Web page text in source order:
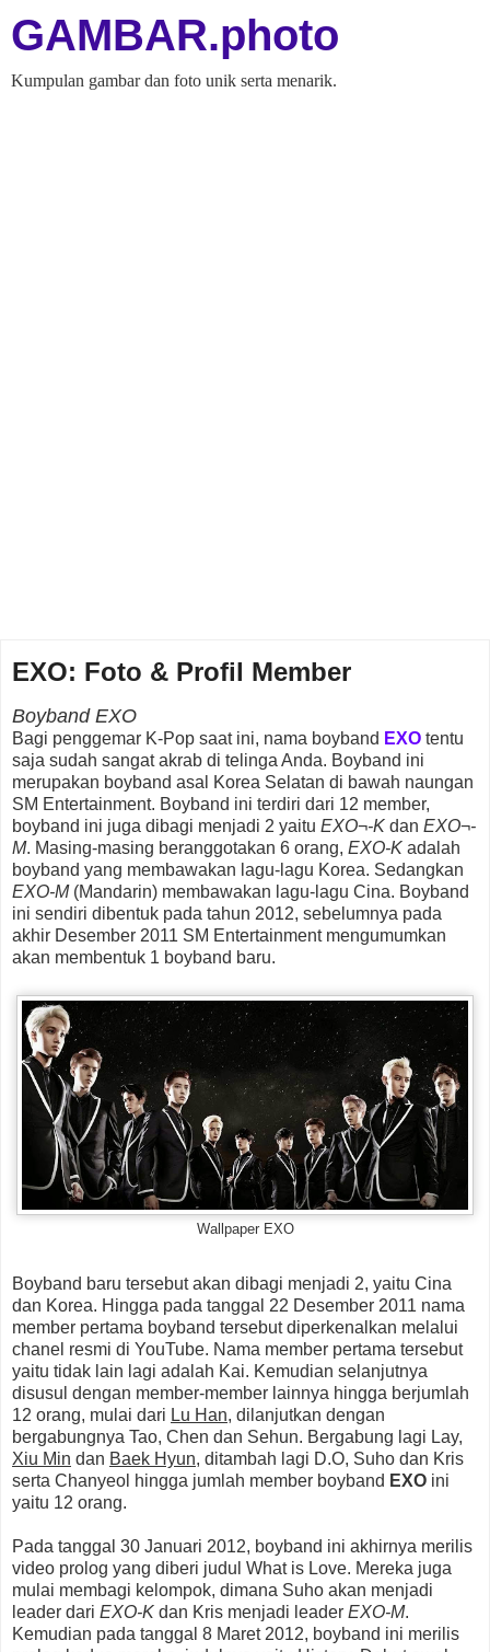
GAMBAR.photo
Kumpulan gambar dan foto unik serta menarik.
EXO: Foto & Profil Member
Boyband EXO
Bagi penggemar K-Pop saat ini, nama boyband EXO tentu
saja sudah sangat akrab di telinga Anda. Boyband ini
merupakan boyband asal Korea Selatan di bawah naungan
SM Entertainment. Boyband ini terdiri dari 12 member,
boyband ini juga dibagi menjadi 2 yaitu EXO¬-K dan EXO¬-
M. Masing-masing beranggotakan 6 orang, EXO-K adalah
boyband yang membawakan lagu-lagu Korea. Sedangkan
EXO-M(Mandarin) membawakan lagu-lagu Cina. Boyband
ini sendiri dibentuk pada tahun 2012, sebelumnya pada
akhir Desember 2011 SM Entertainment mengumumkan
akan membentuk 1 boyband baru.
Wallpaper EXO
Boyband baru tersebut akan dibagi menjadi 2, yaitu Cina
dan Korea. Hingga pada tanggal 22 Desember 2011 nama
member pertama boyband tersebut diperkenalkan melalui
chanel resmi di YouTube. Nama member pertama tersebut
yaitu tidak lain lagi adalah Kai. Kemudian selanjutnya
disusul dengan member-member lainnya hingga berjumlah
12 orang, mulai dari Lu Han, dilanjutkan dengan
bergabungnya Tao, Chen dan Sehun. Bergabung lagi Lay,
Xiu Min dan Baek Hyun, ditambah lagi D.O, Suho dan Kris
serta Chanyeol hingga jumlah member boyband EXO ini
yaitu 12 orang.
Pada tanggal 30 Januari 2012, boyband ini akhirnya merilis
video prolog yang diberi judul What is Love. Mereka juga
mulai membagi kelompok, dimana Suho akan menjadi
leader dari EXO-K dan Kris menjadi leader EXO-M.
Kemudian pada tanggal 8 Maret 2012, boyband ini merilis